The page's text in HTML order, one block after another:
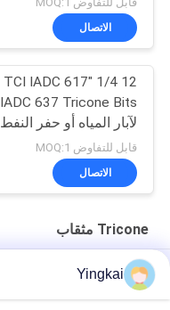
الاتصال
12 1/4 "TCI IADC 617
IADC 637 Tricone Bits
لآبار المياه أو حفر النفط
قابل للتفاوض MOQ:1
الاتصال
Tricone مثقاب
الحفرYingkai